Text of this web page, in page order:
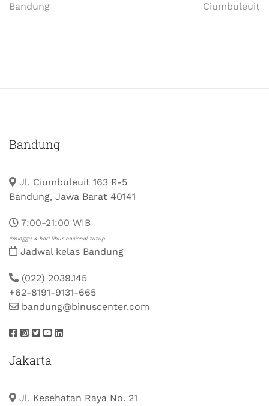
Bandung
Ciumbuleuit
Bandung
Jl. Ciumbuleuit 163 R-5
Bandung, Jawa Barat 40141
7:00-21:00 WIB
*minggu & hari libur nasional tutup
Jadwal kelas Bandung
(022) 2039.145
+62-8191-9131-665
bandung@binuscenter.com
Jakarta
Jl. Kesehatan Raya No. 21